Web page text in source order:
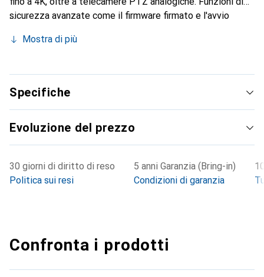
sicurezza avanzate come il firmware firmato e l'avvio
dell'encoder. Inoltre, Zipstream, con supporto per la
fabbisogno di larghezza di banda e spazio di archiviazione.
L'encoder offre audio bidirezionale, porte I/O e uno slot
per schede di memoria per l'archiviazione edge. Sono
rilevamento del movimento, la registrazione audio e
l'allerta di manomissione.
Mostra di più
Specifiche
Evoluzione del prezzo
30 giorni di diritto di reso
Politica sui resi
5 anni Garanzia (Bring-in)
Condizioni di garanzia
Confronta i prodotti